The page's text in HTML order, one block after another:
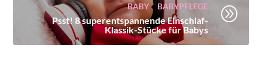
BABY• BABYPFLEGE
Psst! 8 superentspannende Einschlaf-
Klassik-Stücke für Babys
A